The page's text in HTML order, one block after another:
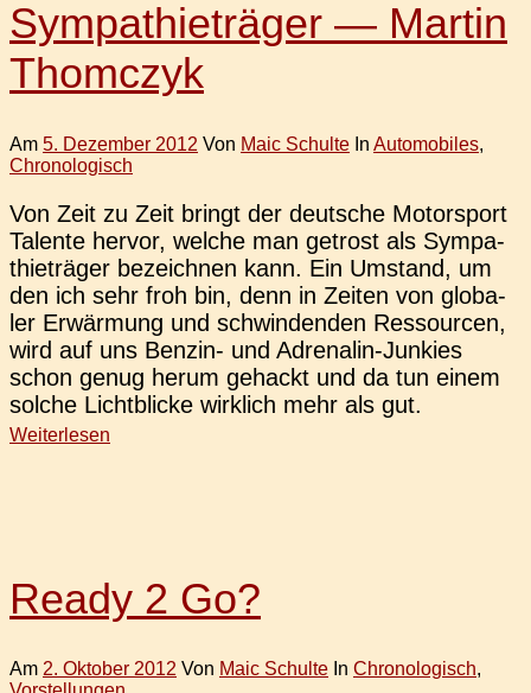
Sympathieträger — Martin
Thomczyk
Am 5. Dezember 2012 Von Maic Schulte In Automobiles,
Chronologisch
Von Zeit zu Zeit bringt der deut­sche Motor­sport
Talen­te hervor, welche man getrost als Sym­pa­
thie­trä­ger bezeich­nen kann. Ein Umstand, um
den ich sehr froh bin, denn in Zeiten von glo­ba­
ler Erwär­mung und schwin­den­den Res­sour­cen,
wird auf uns Benzin- und Adre­na­­lin-Jun­kies
schon genug herum gehackt und da tun einem
solche Licht­bli­cke wirk­lich mehr als gut.
Weiterlesen
Ready 2 Go?
Am 2. Oktober 2012 Von Maic Schulte In Chronologisch,